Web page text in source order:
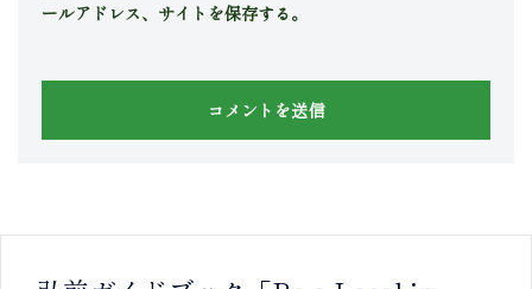
ールアドレス、サイトを保存する。